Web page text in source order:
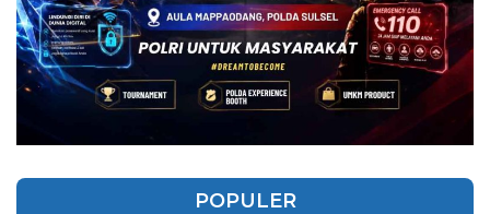
POPULER